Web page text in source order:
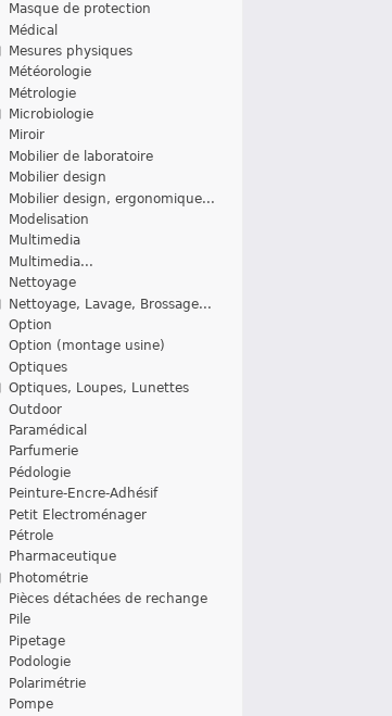
Masque de protection
Médical
Mesures physiques
Météorologie
Métrologie
Microbiologie
Miroir
Mobilier de laboratoire
Mobilier design
Mobilier design, ergonomique...
Modelisation
Multimedia
Multimedia...
Nettoyage
Nettoyage, Lavage, Brossage...
Option
Option (montage usine)
Optiques
Optiques, Loupes, Lunettes
Outdoor
Paramédical
Parfumerie
Pédologie
Peinture-Encre-Adhésif
Petit Electroménager
Pétrole
Pharmaceutique
Photométrie
Pièces détachées de rechange
Pile
Pipetage
Podologie
Polarimétrie
Pompe